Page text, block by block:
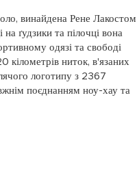
винайдена Рене Лакостом
ґудзики та пілочці вона
одязі та свободі
кілометрів ниток, в'язаних
логотипу з 2367
поєднанням ноу-хау та